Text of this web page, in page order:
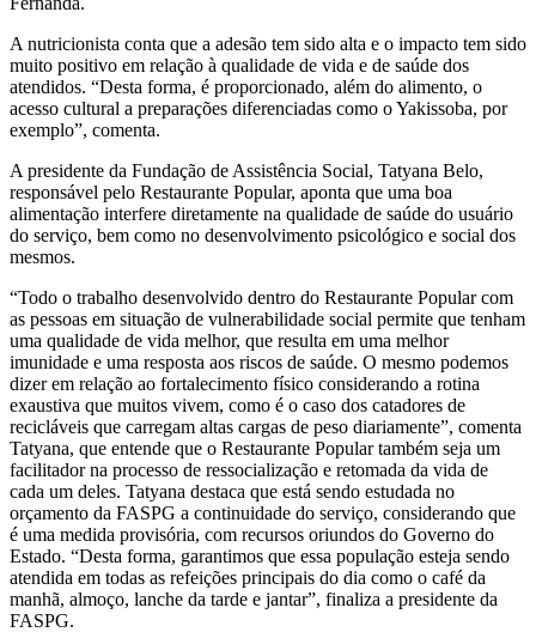
A nutricionista conta que a adesão tem sido alta e o impacto tem sido
muito positivo em relação à qualidade de vida e de saúde dos
atendidos. “Desta forma, é proporcionado, além do alimento, o
acesso cultural a preparações diferenciadas como o Yakissoba, por
exemplo”, comenta.
A presidente da Fundação de Assistência Social, Tatyana Belo,
responsável pelo Restaurante Popular, aponta que uma boa
alimentação interfere diretamente na qualidade de saúde do usuário
do serviço, bem como no desenvolvimento psicológico e social dos
mesmos.
“Todo o trabalho desenvolvido dentro do Restaurante Popular com
as pessoas em situação de vulnerabilidade social permite que tenham
uma qualidade de vida melhor, que resulta em uma melhor
imunidade e uma resposta aos riscos de saúde. O mesmo podemos
dizer em relação ao fortalecimento físico considerando a rotina
exaustiva que muitos vivem, como é o caso dos catadores de
recicláveis que carregam altas cargas de peso diariamente”, comenta
Tatyana, que entende que o Restaurante Popular também seja um
facilitador na processo de ressocialização e retomada da vida de
cada um deles. Tatyana destaca que está sendo estudada no
orçamento da FASPG a continuidade do serviço, considerando que
é uma medida provisória, com recursos oriundos do Governo do
Estado. “Desta forma, garantimos que essa população esteja sendo
atendida em todas as refeições principais do dia como o café da
manhã, almoço, lanche da tarde e jantar”, finaliza a presidente da
FASPG.